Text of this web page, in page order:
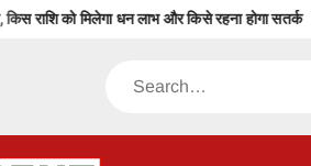
को मिलेगा धन लाभ और किसे रहना होगा सतर्क
Search